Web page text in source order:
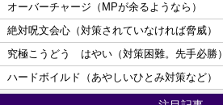
オーバーチャージ（MPが余るようなら）
絶対呪文会心（対策されていなければ脅威）
究極こうどう はやい（対策困難。先手必勝）
ハードボイルド（あやしいひとみ対策など）